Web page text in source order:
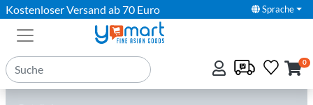
Kostenloser Versand ab 70 Euro Sprache
0